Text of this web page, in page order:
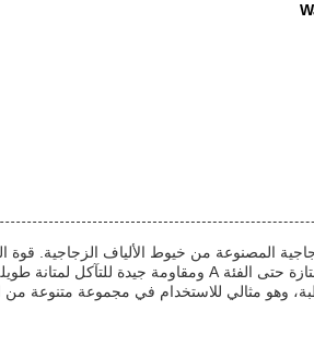
المصنوعة من خيوط الألياف الزجاجية.
وهو مثالي للاستخدام في مجموعة متنوعة من